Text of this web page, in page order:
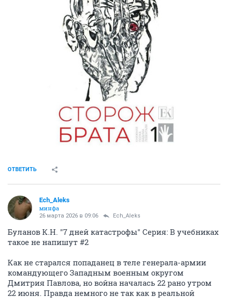
ОТВЕТИТЬ
Ech_Aleks
минфа
26 марта 2026 в 09:06 Ech_Aleks
Буланов К.Н. "7 дней катастрофы" Серия: В учебниках
такое не напишут #2
Как не старался попаданец в теле генерала-армии
командующего Западным военным округом
Дмитрия Павлова, но война началась 22 рано утром
22 июня. Правда немного не так как в реальной